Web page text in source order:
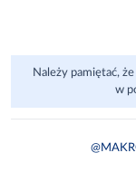
Aplikacje
Należy pamiętać,
w